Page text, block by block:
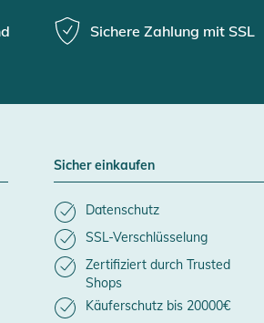
Sichere Zahlung mit SSL
Sicher einkaufen
Datenschutz
SSL-Verschlüsselung
Zertifiziert durch Trusted
Shops
Käuferschutz bis 20000€